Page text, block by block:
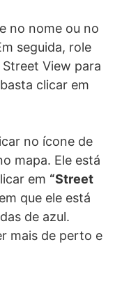
no nome ou no
seguida, role
View para
clicar em
no ícone de
mapa. Ele está
em “Street
que ele está
de azul.
mais de perto e